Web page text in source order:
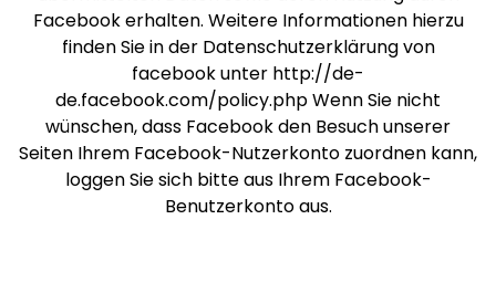
Facebook erhalten. Weitere Informationen hierzu
finden Sie in der Datenschutzerklärung von
facebook unter http://de-
de.facebook.com/policy.php Wenn Sie nicht
wünschen, dass Facebook den Besuch unserer
Seiten Ihrem Facebook-Nutzerkonto zuordnen kann,
loggen Sie sich bitte aus Ihrem Facebook-
Benutzerkonto aus.